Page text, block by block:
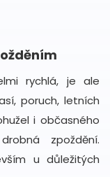
rychlá, je ale
poruch, letních
i občasného
zpoždění.
u důležitých